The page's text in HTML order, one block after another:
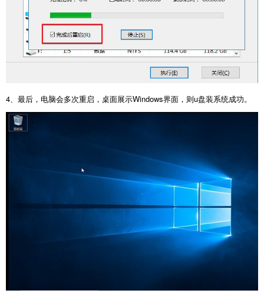
4 、最后，电脑会多次重启，桌面展示Windows界面，则u盘装系统成功。